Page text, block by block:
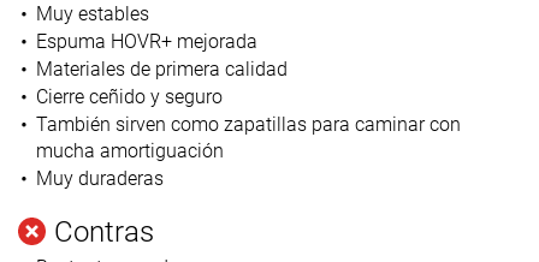
Muy estables
Espuma HOVR+ mejorada
Materiales de primera calidad
Cierre ceñido y seguro
También sirven como zapatillas para caminar con
mucha amortiguación
Muy duraderas
Contras